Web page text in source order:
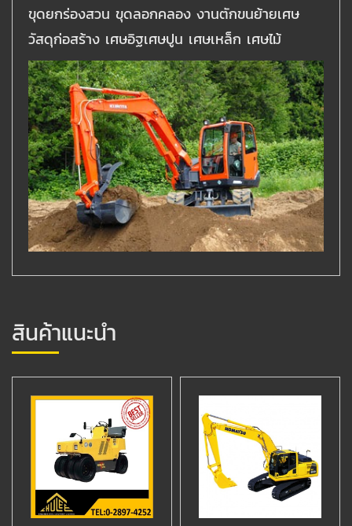
ขุดยกร่องสวน ขุดลอกคลอง งานตักขนย้ายเศษ
วัสดุก่อสร้าง เศษอิฐเศษปูน เศษเหล็ก เศษไม้
สินค้าแนะนำ